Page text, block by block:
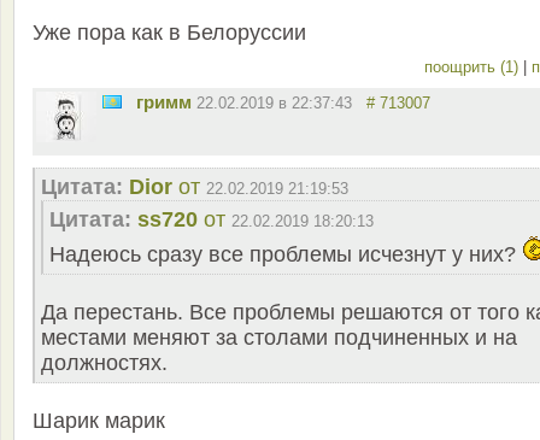
Уже пора как в Белоруссии
поощрить (1)
гримм 22.02.2019 в 22:37:43 # 713007
Цитата: Dior от 22.02.2019 21:19:53
Цитата: ss720 от 22.02.2019 18:20:13
Надеюсь сразу все проблемы исчезнут у них?
Да перестань. Все проблемы решаются от того
местами меняют за столами подчиненных и на
должностях.
Шарик марик